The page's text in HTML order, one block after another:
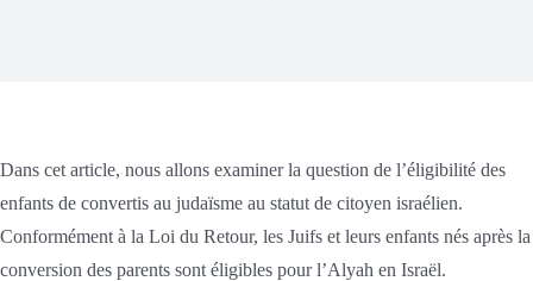
Dans cet article, nous allons examiner la question de l’éligibilité des
enfants de convertis au judaïsme au statut de citoyen israélien.
Conformément à la Loi du Retour, les Juifs et leurs enfants nés après la
conversion des parents sont éligibles pour l’Alyah en Israël.